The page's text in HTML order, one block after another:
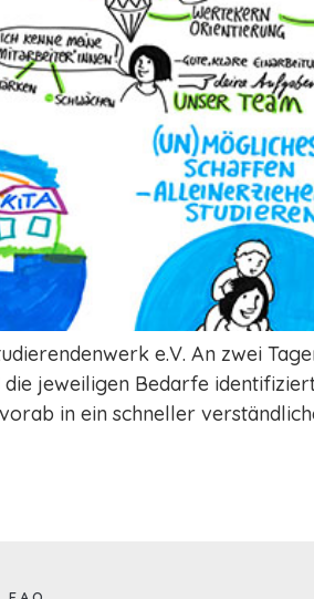
e.V. An zwei
jeweiligen Bedarfe
in ein schneller